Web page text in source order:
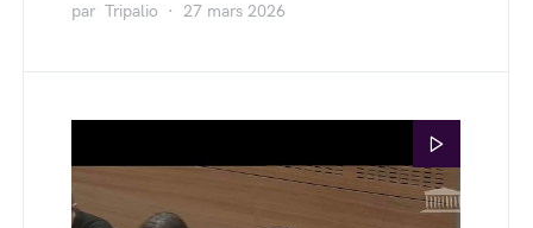
par Tripalio 27 mars 2026